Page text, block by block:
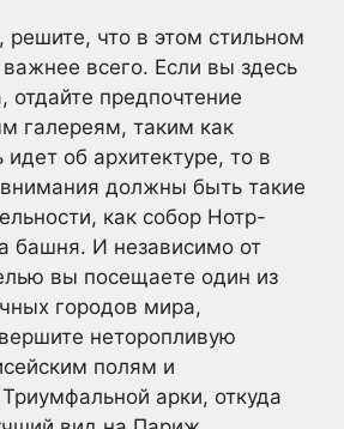
решите, что в этом стильном
всего. Если вы здесь
отдайте предпочтение
галереям, таким как
об архитектуре, то в
должны быть такие
как собор Нотр-
башня. И независимо от
вы посещаете один из
городов мира,
неторопливую
полям и
арки, откуда